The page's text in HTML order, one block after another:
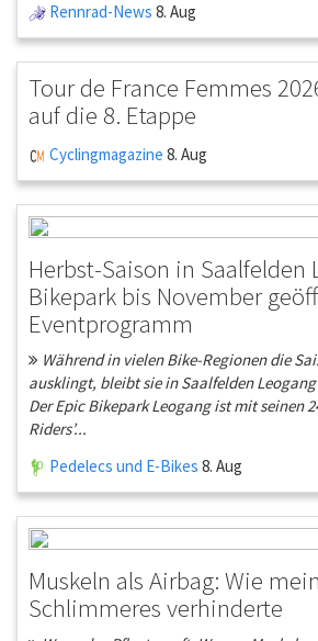
Rennrad-News 8. Aug
Tour de France Femmes
auf die 8. Etappe
Cyclingmagazine 8. Aug
Herbst-Saison in Saalfelden
Bikepark bis November
Eventprogramm
Während in vielen Bike-Regionen die
ausklingt, bleibt sie in Saalfelden
Der Epic Bikepark Leogang ist mit seinen
Riders’...
Pedelecs und E-Bikes 8. Aug
Muskeln als Airbag: Wie
Schlimmeres verhinderte